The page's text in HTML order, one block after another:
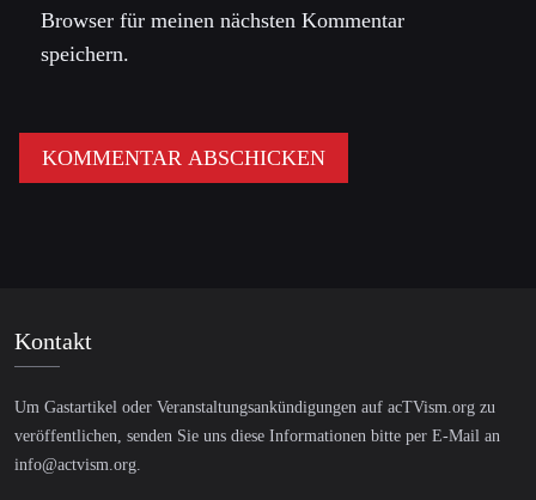
Browser für meinen nächsten Kommentar
speichern.
Kontakt
Um Gastartikel oder Veranstaltungsankündigungen auf acTVism.org zu
veröffentlichen, senden Sie uns diese Informationen bitte per E-Mail an
info@actvism.org.